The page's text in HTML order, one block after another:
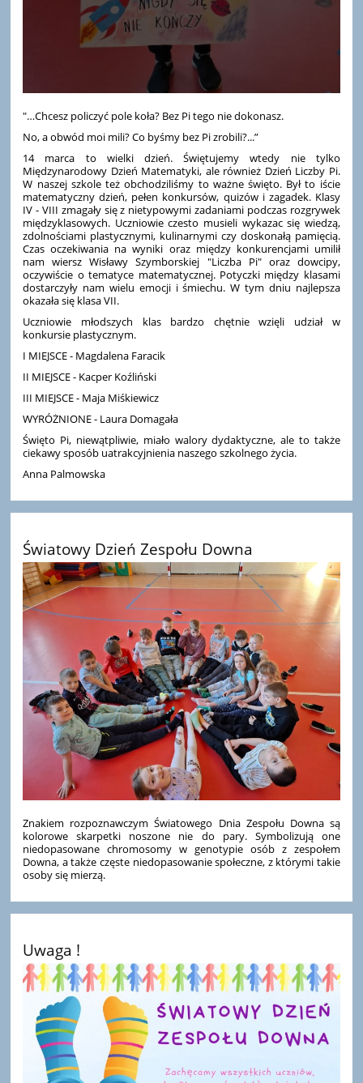
"…Chcesz policzyć pole koła? Bez Pi tego nie dokonasz.
No, a obwód moi mili? Co byśmy bez Pi zrobili?...”
14 marca to wielki dzień. Świętujemy wtedy nie tylko
Międzynarodowy Dzień Matematyki, ale również Dzień Liczby Pi.
W naszej szkole też obchodziliśmy to ważne święto. Był to iście
matematyczny dzień, pełen konkursów, quizów i zagadek. Klasy
IV - VIII zmagały się z nietypowymi zadaniami podczas rozgrywek
międzyklasowych. Uczniowie czesto musieli wykazac się wiedzą,
zdolnościami plastycznymi, kulinarnymi czy doskonałą pamięcią.
Czas oczekiwania na wyniki oraz między konkurencjami umilił
nam wiersz Wisławy Szymborskiej "Liczba Pi" oraz dowcipy,
oczywiście o tematyce matematycznej. Potyczki między klasami
dostarczyły nam wielu emocji i śmiechu. W tym dniu najlepsza
okazała się klasa VII.
Uczniowie młodszych klas bardzo chętnie wzięli udział w
konkursie plastycznym.
I MIEJSCE - Magdalena Faracik
II MIEJSCE - Kacper Koźliński
III MIEJSCE - Maja Miśkiewicz
WYRÓŻNIONE - Laura Domagała
Święto Pi, niewątpliwie, miało walory dydaktyczne, ale to także
ciekawy sposób uatrakcyjnienia naszego szkolnego życia.
Anna Palmowska
Światowy Dzień Zespołu Downa
Znakiem rozpoznawczym Światowego Dnia Zespołu Downa są
kolorowe skarpetki noszone nie do pary. Symbolizują one
niedopasowane chromosomy w genotypie osób z zespołem
Downa, a także częste niedopasowanie społeczne, z którymi takie
osoby się mierzą.
Uwaga !